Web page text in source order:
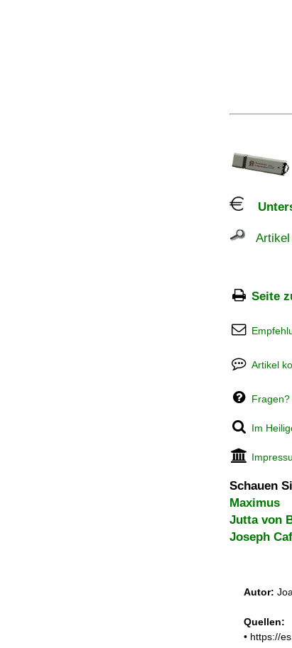
Artikel
Seite
Artikel
Im
Schauen
Maximus
Jutta von
Joseph
Autor:
Quellen:
• https://